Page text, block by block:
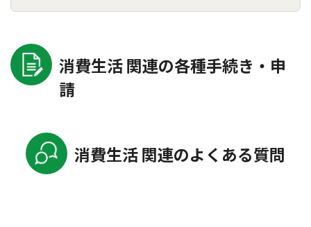
消費生活 関連の各種手続き・申
請
消費生活 関連のよくある質問